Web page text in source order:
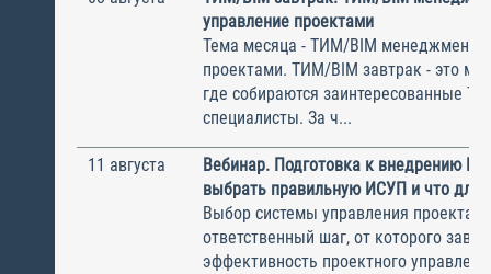
управление проектами
Тема месяца - ТИМ/BIM менеджмент и
проектами. ТИМ/BIM завтрак - это
где собираются заинтересованные
специалисты. За ч...
11 августа
Вебинар. Подготовка к внедрению
выбрать правильную ИСУП и что для
Выбор системы управления
ответственный шаг, от которого
эффективность проектного